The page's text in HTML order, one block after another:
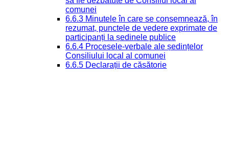
comunei
6.6.3 Minutele în care se consemnează, în
rezumat, punctele de vedere exprimate de
participanți la ședinele publice
6.6.4 Procesele-verbale ale ședințelor
Consiliului local al comunei
6.6.5 Declarații de căsătorie